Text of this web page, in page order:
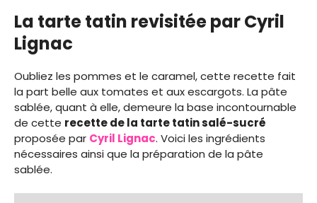
La tarte tatin revisitée par Cyril
Lignac
Oubliez les pommes et le caramel, cette recette fait
la part belle aux tomates et aux escargots. La pâte
sablée, quant à elle, demeure la base incontournable
de cette recette de la tarte tatin salé-sucré
proposée par Cyril Lignac. Voici les ingrédients
nécessaires ainsi que la préparation de la pâte
sablée.